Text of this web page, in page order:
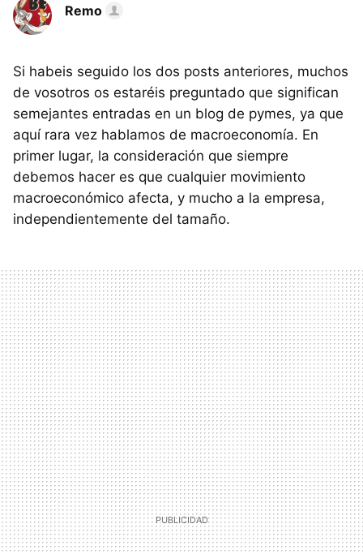
Remo
Si habeis seguido los dos posts anteriores, muchos
de vosotros os estaréis preguntado que significan
semejantes entradas en un blog de pymes, ya que
aquí rara vez hablamos de macroeconomía. En
primer lugar, la consideración que siempre
debemos hacer es que cualquier movimiento
macroeconómico afecta, y mucho a la empresa,
independientemente del tamaño.